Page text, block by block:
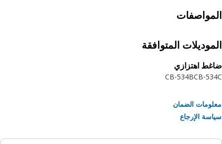
المتوافقة
اهتزازي
CB-
CB-534B
الضمان
الإرجاع